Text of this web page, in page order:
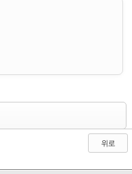
위로